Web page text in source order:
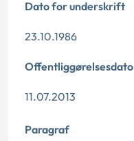
Dato for underskrift
23.10.1986
Offentliggørelsesdato
11.07.2013
Paragraf